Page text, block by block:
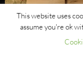
This website uses
assume you're ok